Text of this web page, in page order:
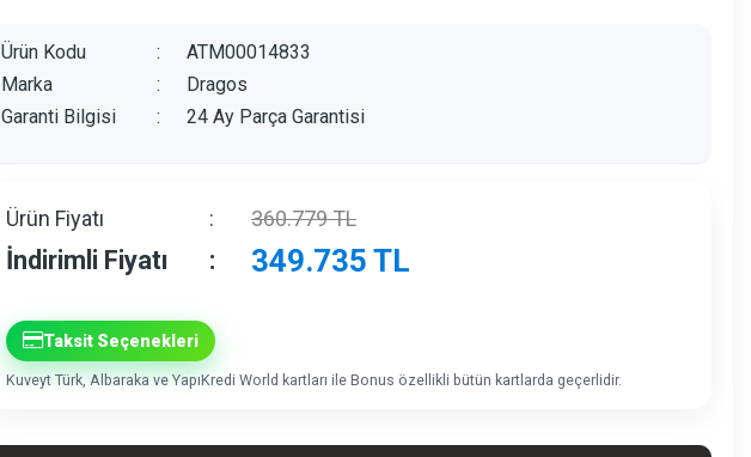
Ürün Kodu :
ATM00014833
Marka
:
Dragos
Garanti Bilgisi
: 24 Ay Parça Garantisi
Ürün Fiyatı : 360.779TL
İndirimli Fiyatı : 349.735 TL
Taksit Seçenekleri
Kuveyt Türk, Albaraka ve YapıKredi World kartları ile Bonus özellikli bütün kartlarda geçerlidir.